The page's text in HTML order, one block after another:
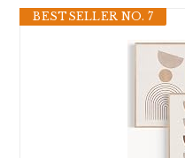
BESTSELLER NO. 7